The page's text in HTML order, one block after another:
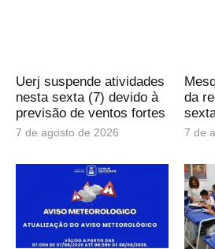
Uerj suspende atividades
nesta sexta (7) devido à
previsão de ventos fortes
7 de agosto de 2026
da
7 de